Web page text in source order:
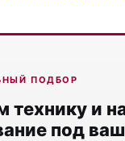
ПОДБОР
технику и
под